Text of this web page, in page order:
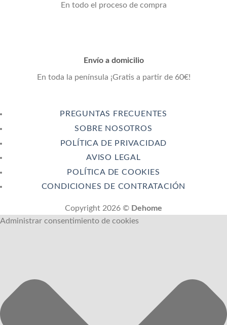
En todo el proceso de compra
Envío a domicilio
En toda la península ¡Gratis a partir de 60€!
PREGUNTAS FRECUENTES
SOBRE NOSOTROS
POLÍTICA DE PRIVACIDAD
AVISO LEGAL
POLÍTICA DE COOKIES
CONDICIONES DE CONTRATACIÓN
Copyright 2026 © Dehome
Administrar consentimiento de cookies